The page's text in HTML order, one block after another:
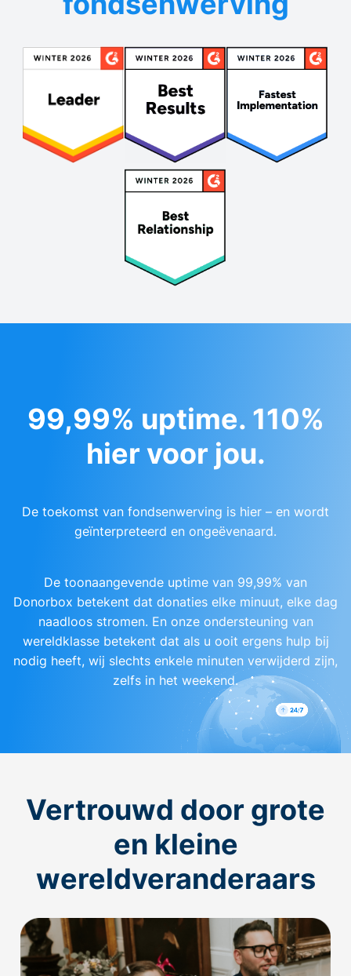
99,99% uptime. 110%
hier voor jou.
De toekomst van fondsenwerving is hier – en wordt
geïnterpreteerd en ongeëvenaard.
De toonaangevende uptime van 99,99% van
Donorbox betekent dat donaties elke minuut, elke dag
naadloos stromen. En onze ondersteuning van
wereldklasse betekent dat als u ooit ergens hulp bij
nodig heeft, wij slechts enkele minuten verwijderd zijn,
zelfs in het weekend.
Vertrouwd door grote
en kleine
wereldveranderaars